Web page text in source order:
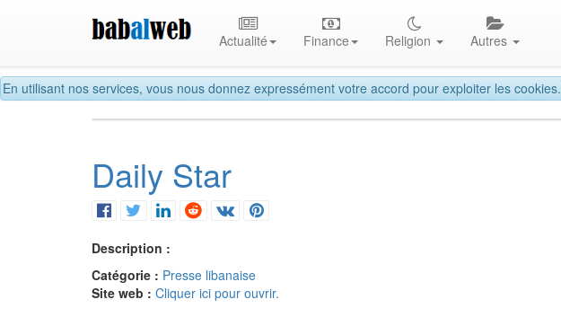
En utilisant nos services, vous nous donnez expressément votre accord pour exploiter les cookies.
Actualité Finance Religion Autres
Daily Star
Description :
Catégorie : Presse libanaise
Site web : Cliquer ici pour ouvrir.